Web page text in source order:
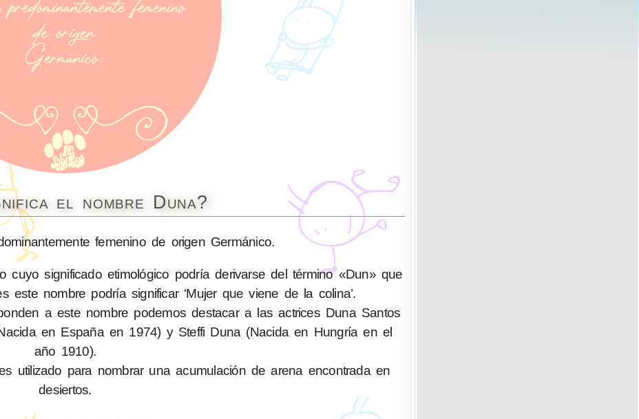
el nombre Duna?
femenino de origen Germánico.
significado etimológico podría derivarse del término «Dun» que
este nombre podría significar ‘Mujer que viene de la colina’.
a este nombre podemos destacar a las actrices Duna Santos
en España en 1974) y Steffi Duna (Nacida en Hungría en el
año 1910).
utilizado para nombrar una acumulación de arena encontrada en
desiertos.